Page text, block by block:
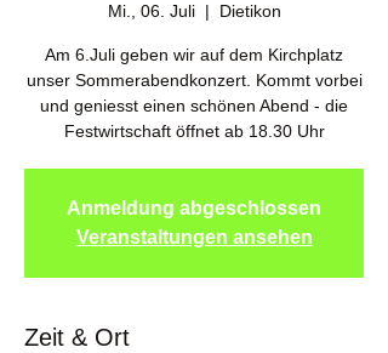
Mi., 06. Juli
  |
Dietikon
Am 6.Juli geben wir auf dem Kirchplatz
unser Sommerabendkonzert. Kommt vorbei
und geniesst einen schönen Abend - die
Festwirtschaft öffnet ab 18.30 Uhr
Anmeldung abgeschlossen
Veranstaltungen ansehen
Zeit & Ort